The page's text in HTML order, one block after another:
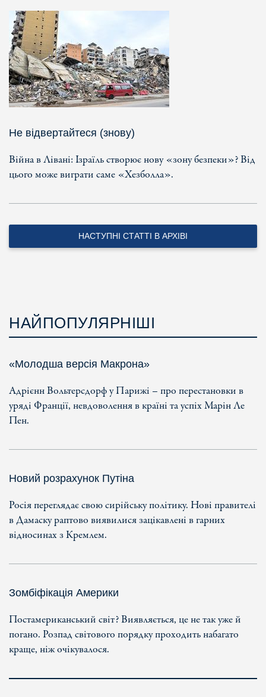
Не відвертайтеся (знову)
Війна в Лівані: Ізраїль створює нову «зону безпеки»? Від
цього може виграти саме «Хезболла».
НАСТУПНІ СТАТТІ В АРХІВІ
НАЙПОПУЛЯРНІШІ
«Молодша версія Макрона»
Адрієнн Вольтерсдорф у Парижі – про перестановки в
уряді Франції, невдоволення в країні та успіх Марін Ле
Пен.
Новий розрахунок Путіна
Росія переглядає свою сирійську політику. Нові правителі
в Дамаску раптово виявилися зацікавлені в гарних
відносинах з Кремлем.
Зомбіфікація Америки
Постамериканський світ? Виявляється, це не так уже й
погано. Розпад світового порядку проходить набагато
краще, ніж очікувалося.